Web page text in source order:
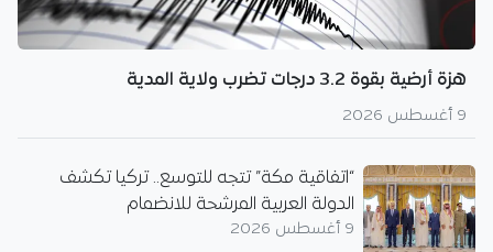
هزة أرضية بقوة 3.2 درجات تضرب ولاية المدية
9 أغسطس 2026
“اتفاقية مكة” تتجه للتوسع.. تركيا تكشف
الدولة العربية المرشحة للانضمام
9 أغسطس 2026